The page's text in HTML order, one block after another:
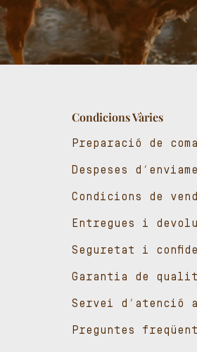
Condicions Vàries
Preparació de
Despeses
Condicions de
Entregues i
Seguretat i
Garantia de
Servei
Preguntes